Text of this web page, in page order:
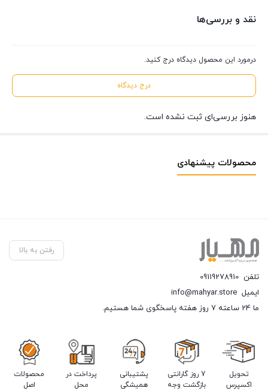
نقد و بررسی‌ها
درمورد این محصول دیدگاه درج کنید.
درج دیدگاه
هنوز بررسی‌ای ثبت نشده است.
محصولات پیشنهادی
رفتن به بالا
تلفن 09119278910
ایمیل info@mahyar.store
ما 24 ساعته 7 روز هفته پاسخگوی شما هستیم.
تحویل
اکسپرس
7 روز گارانتی
بازگشت وجه
پشتیبانی
همیشگی
پرداخت در
محل
محصولات
اصل